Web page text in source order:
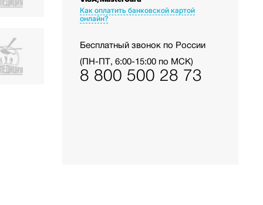
Как оплатить банковской картой
онлайн?
Бесплатный звонок по России
(ПН-ПТ, 6:00-15:00 по МСК)
8 800 500 28 73